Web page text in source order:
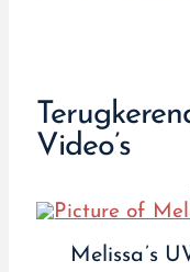
Video’s
Melissa’s